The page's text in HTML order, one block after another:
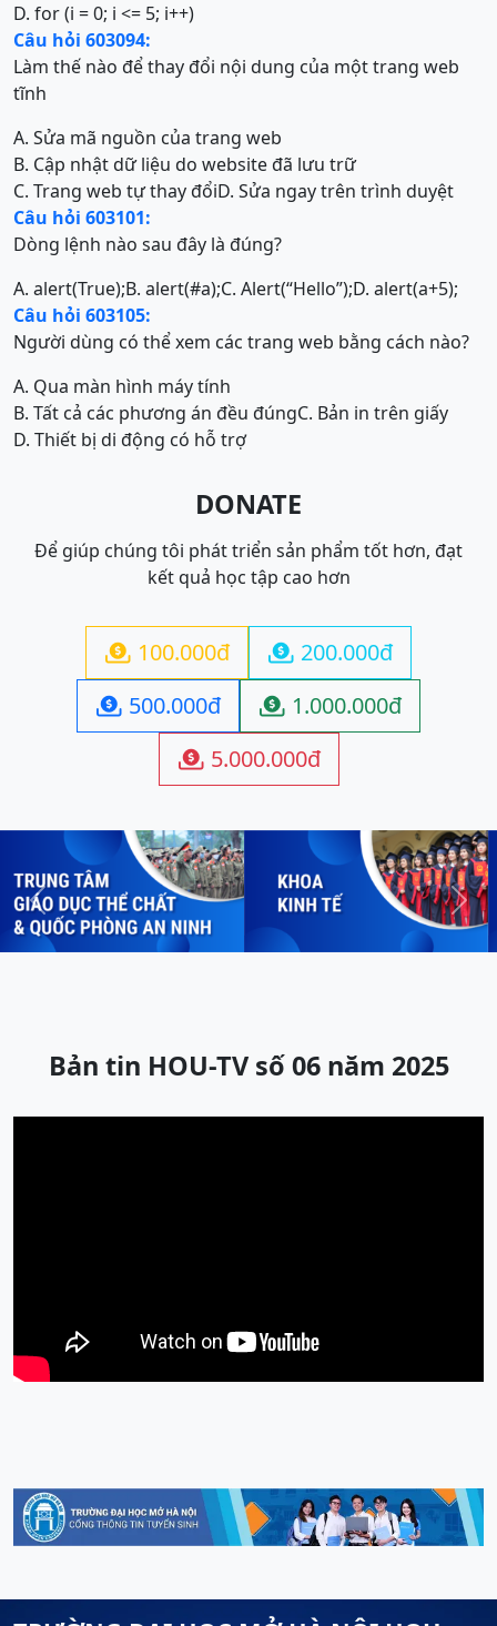
D. for (i = 0; i <= 5; i++)
Câu hỏi 603094:
Làm thế nào để thay đổi nội dung của một trang web
tĩnh
A. Sửa mã nguồn của trang web
B. Cập nhật dữ liệu do website đã lưu trữ
C. Trang web tự thay đổiD. Sửa ngay trên trình duyệt
Câu hỏi 603101:
Dòng lệnh nào sau đây là đúng?
A. alert(True);B. alert(#a);C. Alert(“Hello”);D. alert(a+5);
Câu hỏi 603105:
Người dùng có thể xem các trang web bằng cách nào?
A. Qua màn hình máy tính
B. Tất cả các phương án đều đúngC. Bản in trên giấy
D. Thiết bị di động có hỗ trợ
DONATE
Để giúp chúng tôi phát triển sản phẩm tốt hơn, đạt
kết quả học tập cao hơn
 100.000đ  200.000đ
 500.000đ  1.000.000đ
 5.000.000đ
Previous Next
Bản tin HOU-TV số 06 năm 2025